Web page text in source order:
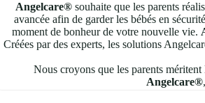
Angelcare® souhaite que les parents
avancée afin de garder les bébés en
moment de bonheur de votre nouvelle vie.
Créées par des experts, les solutions
Nous croyons que les parents
Angelcare®